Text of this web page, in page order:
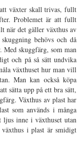
växter skall trivas, fullt
Problemet är att fullt
när det gäller växthus av
behövs och då
Med skuggfärg, som man
och på så sätt undvika
växthuset hur man vill
Man kan också köpa
sätta upp på ett bra sätt,
Växthus av plast har
som används i många
inne i växthuset utan
i plast är smidigt